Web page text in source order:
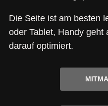
Die Seite ist am besten
oder Tablet, Handy geht
darauf optimiert.